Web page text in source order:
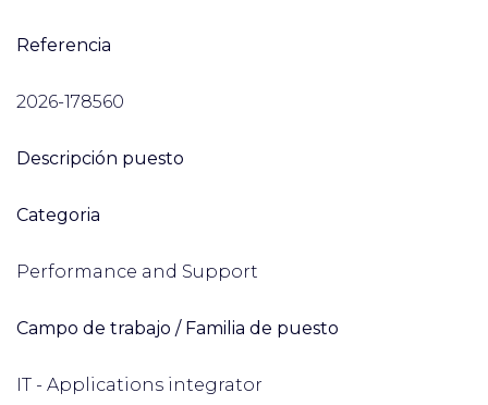
Referencia
2026-178560
Descripción puesto
Categoria
Performance and Support
Campo de trabajo / Familia de puesto
IT - Applications integrator